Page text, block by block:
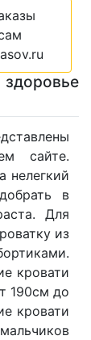
сайте.
нелегкий
в
Для
из
кровати
190см до
кровати